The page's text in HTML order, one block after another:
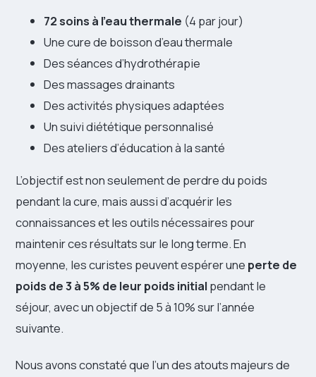
72 soins à l’eau thermale (4 par jour)
Une cure de boisson d’eau thermale
Des séances d’hydrothérapie
Des massages drainants
Des activités physiques adaptées
Un suivi diététique personnalisé
Des ateliers d’éducation à la santé
L’objectif est non seulement de perdre du poids
pendant la cure, mais aussi d’acquérir les
connaissances et les outils nécessaires pour
maintenir ces résultats sur le long terme. En
moyenne, les curistes peuvent espérer une perte de
poids de 3 à 5% de leur poids initial pendant le
séjour, avec un objectif de 5 à 10% sur l’année
suivante.
Nous avons constaté que l’un des atouts majeurs de